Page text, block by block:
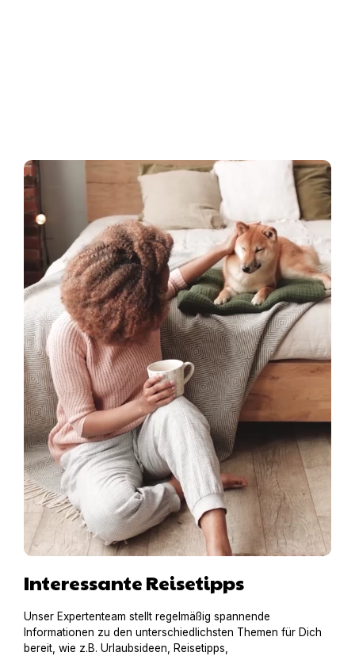
Interessante Reisetipps
Unser Expertenteam stellt regelmäßig spannende
Informationen zu den unterschiedlichsten Themen für Dich
bereit, wie z.B. Urlaubsideen, Reisetipps,